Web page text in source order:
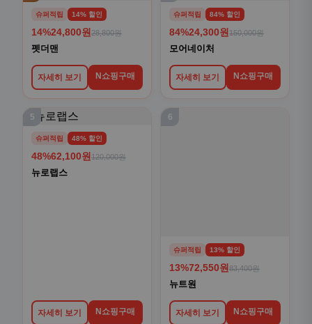
슈퍼적립 14% 할인
14%24,800원 28,800원
펫더맨
자세히 보기 N쇼핑구매
슈퍼적립 84% 할인
84%24,300원 150,000원
모어네이처
자세히 보기 N쇼핑구매
5
슈퍼적립 48% 할인
48%62,100원 120,000원
뉴로랩스
자세히 보기 N쇼핑구매
6
슈퍼적립 13% 할인
13%72,550원 83,400원
뉴트원
자세히 보기 N쇼핑구매